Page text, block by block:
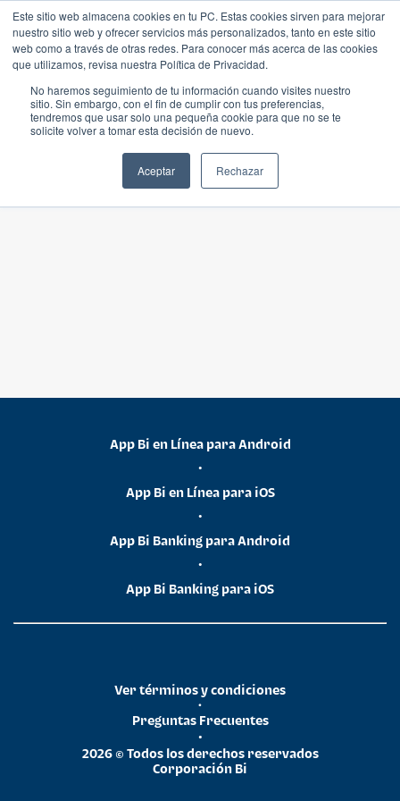
Este sitio web almacena cookies en tu PC. Estas cookies sirven para mejorar
nuestro sitio web y ofrecer servicios más personalizados, tanto en este sitio
web como a través de otras redes. Para conocer más acerca de las cookies
que utilizamos, revisa nuestra Política de Privacidad.
No haremos seguimiento de tu información cuando visites nuestro
sitio. Sin embargo, con el fin de cumplir con tus preferencias,
tendremos que usar solo una pequeña cookie para que no se te
solicite volver a tomar esta decisión de nuevo.
Aceptar Rechazar
App Bi en Línea para Android
•
App Bi en Línea para iOS
•
App Bi Banking para Android
•
App Bi Banking para iOS
2026 © Todos los derechos reservados
Corporación Bi
•
Preguntas Frecuentes
•
Ver términos y condiciones